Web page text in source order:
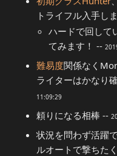
トライフル入手し
ハードで回して
てみます！ --
難易度関係なく
ライターはかなり
11:09:29
頼りになる相棒 --
状況を問わず活躍
ルオートで撃ちた